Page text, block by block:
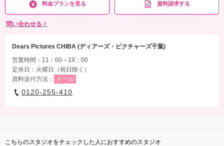
料金プランを見る 資料請求する
問い合わせる
Dears Pictures CHIBA (ディアーズ・ピクチャーズ千葉)
営業時間：11：00～19：00
定休日：火曜日（祝日除く）
資料送付方法：
メール
0120-255-410
こちらのスタジオをチェックした人におすすめのスタジオ